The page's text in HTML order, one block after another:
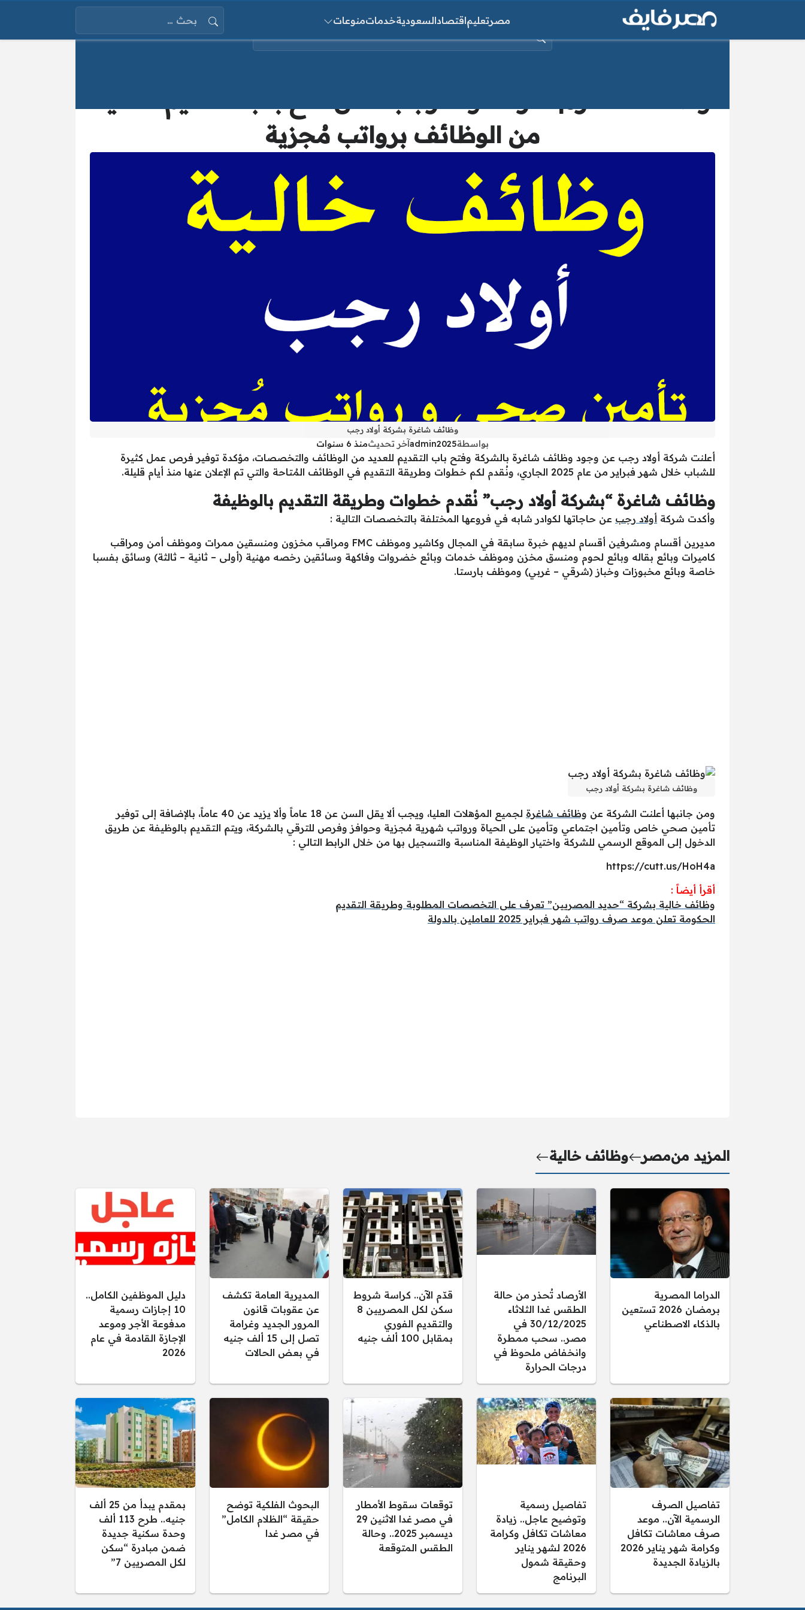
مصرتعليماقتصادالسعوديةخدماتمنوعات
البحث عن:
من الوظائف برواتب مُجزية
وظائف شاغرة بشركة أولاد رجب
بواسطةadmin2025آخر تحديثمنذ 6 سنوات
أعلنت شركة أولاد رجب عن وجود وظائف شاغرة بالشركة وفتح باب التقديم للعديد من الوظائف والتخصصات، مؤكدة توفير فرص عمل كثيرة
للشباب خلال شهر فبراير من عام 2025 الجاري، ونُقدم لكم خطوات وطريقة التقديم في الوظائف المُتاحة والتي تم الإعلان عنها منذ أيام قليلة.
وظائف شاغرة “بشركة أولاد رجب” نُقدم خطوات وطريقة التقديم بالوظيفة
وأكدت شركة أولاد رجب عن حاجاتها لكوادر شابه في فروعها المختلفة بالتخصصات التالية :
مديرين أقسام ومشرفين أقسام لديهم خبرة سابقة في المجال وكاشير وموظف FMC ومراقب مخزون ومنسقين ممرات وموظف أمن ومراقب
كاميرات وبائع بقاله وبائع لحوم ومنسق مخزن وموظف خدمات وبائع خضروات وفاكهة وسائقين رخصه مهنية (أولى – ثانية – ثالثة) وسائق بفسبا
خاصة وبائع مخبوزات وخباز (شرقي – غربي) وموظف بارستا.
وظائف شاغرة بشركة أولاد رجب
ومن جانبها أعلنت الشركة عن وظائف شاغرة
لجميع المؤهلات العليا، ويجب ألا يقل السن عن 18 عاماً وألا يزيد عن 40 عاماً، بالإضافة إلى توفير
تأمين صحي خاص وتأمين اجتماعي وتأمين على الحياة ورواتب شهرية مُجزية وحوافز وفرص للترقي بالشركة، ويتم التقديم بالوظيفة عن طريق
الدخول إلى الموقع الرسمي للشركة واختيار الوظيفة المناسبة والتسجيل بها من خلال الرابط التالي :
https://cutt.us/HoH4a
أقرأ أيضاً :
وظائف خالية بشركة “حديد المصريين” تعرف على التخصصات المطلوبة وطريقة التقديم
الحكومة تعلن موعد صرف رواتب شهر فبراير 2025 للعاملين بالدولة
المزيد منمصر وظائف خالية
الدراما المصرية
برمضان 2026 تستعين
بالذكاء الاصطناعي
الأرصاد تُحذر من حالة
الطقس غدا الثلاثاء
30/12/2025 في
مصر.. سحب ممطرة
وانخفاض ملحوظ في
درجات الحرارة
قدّم الآن.. كراسة شروط
سكن لكل المصريين 8
والتقديم الفوري
بمقابل 100 ألف جنيه
المديرية العامة تكشف
عن عقوبات قانون
المرور الجديد وغرامة
تصل إلى 15 ألف جنيه
في بعض الحالات
دليل الموظفين الكامل..
10 إجازات رسمية
مدفوعة الأجر وموعد
الإجازة القادمة في عام
2026
تفاصيل الصرف
الرسمية الآن.. موعد
صرف معاشات تكافل
وكرامة شهر يناير 2026
بالزيادة الجديدة
تفاصيل رسمية
وتوضيح عاجل.. زيادة
معاشات تكافل وكرامة
2026 لشهر يناير
وحقيقة شمول
البرنامج
توقعات سقوط الأمطار
في مصر غدا الاثنين 29
ديسمبر 2025.. وحالة
الطقس المتوقعة
البحوث الفلكية توضح
حقيقة “الظلام الكامل”
في مصر غدا
بمقدم يبدأ من 25 ألف
جنيه.. طرح 113 ألف
وحدة سكنية جديدة
ضمن مبادرة “سكن
لكل المصريين 7”